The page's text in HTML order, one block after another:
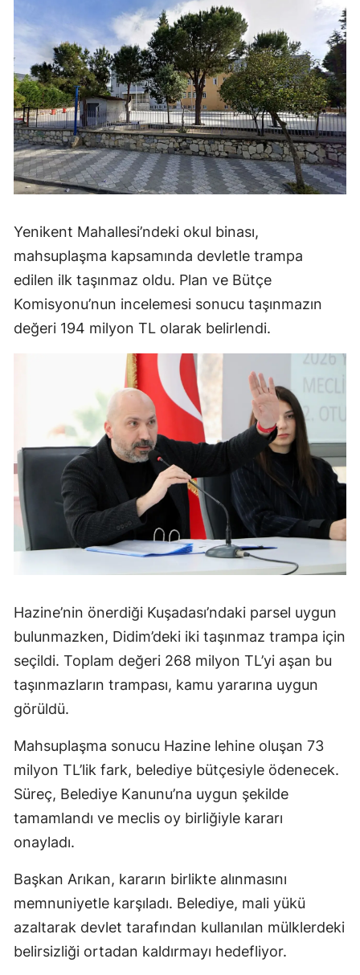
Yenikent Mahallesi’ndeki okul binası,
mahsuplaşma kapsamında devletle trampa
edilen ilk taşınmaz oldu. Plan ve Bütçe
Komisyonu’nun incelemesi sonucu taşınmazın
değeri 194 milyon TL olarak belirlendi.
Hazine’nin önerdiği Kuşadası’ndaki parsel uygun
bulunmazken, Didim’deki iki taşınmaz trampa için
seçildi. Toplam değeri 268 milyon TL’yi aşan bu
taşınmazların trampası, kamu yararına uygun
görüldü.
Mahsuplaşma sonucu Hazine lehine oluşan 73
milyon TL’lik fark, belediye bütçesiyle ödenecek.
Süreç, Belediye Kanunu’na uygun şekilde
tamamlandı ve meclis oy birliğiyle kararı
onayladı.
Başkan Arıkan, kararın birlikte alınmasını
memnuniyetle karşıladı. Belediye, mali yükü
azaltarak devlet tarafından kullanılan mülklerdeki
belirsizliği ortadan kaldırmayı hedefliyor.